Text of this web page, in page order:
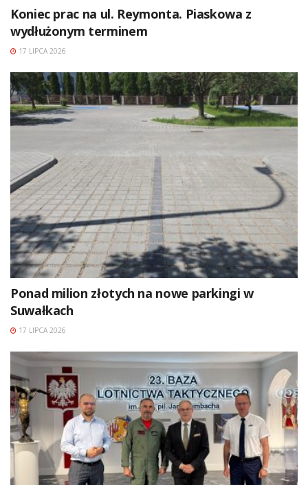
Koniec prac na ul. Reymonta. Piaskowa z
wydłużonym terminem
17 LIPCA 2026
Ponad milion złotych na nowe parkingi w
Suwałkach
17 LIPCA 2026